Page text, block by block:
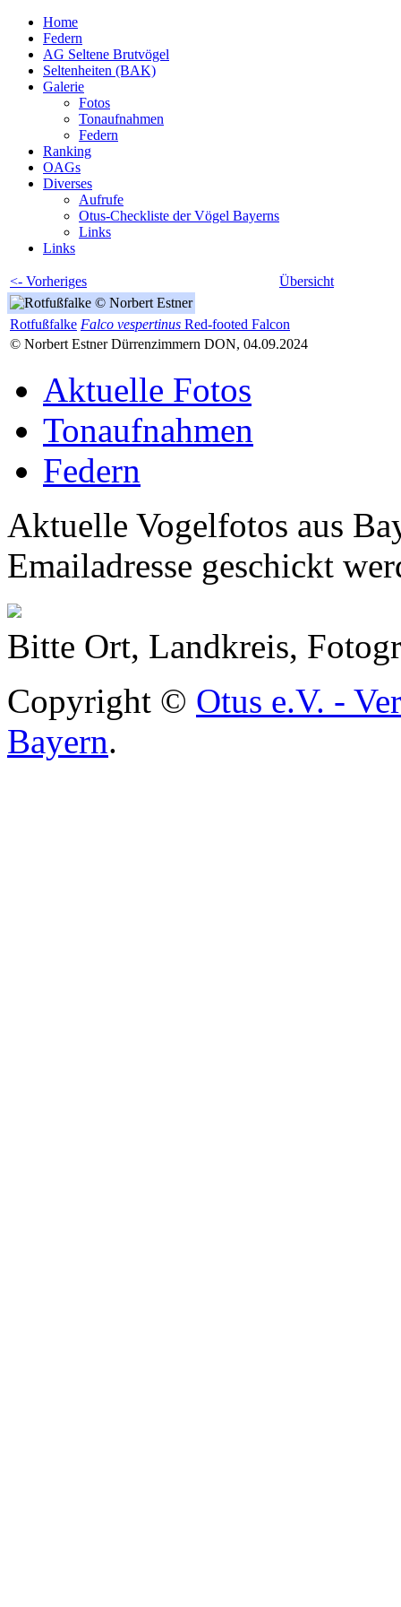
Home
Federn
AG Seltene Brutvögel
Seltenheiten (BAK)
Galerie
Fotos
Tonaufnahmen
Federn
Ranking
OAGs
Diverses
Aufrufe
Otus-Checkliste der Vögel Bayerns
Links
Links
<- Vorheriges Übersicht
Rotfußfalke Falco vespertinus Red-footed Falcon
© Norbert Estner Dürrenzimmern DON, 04.09.2024
Aktuelle Fotos
Tonaufnahmen
Federn
Aktuelle Vogelfotos aus
Emailadresse geschickt
Bitte Ort, Landkreis,
Copyright © Otus e.V. -
Bayern.